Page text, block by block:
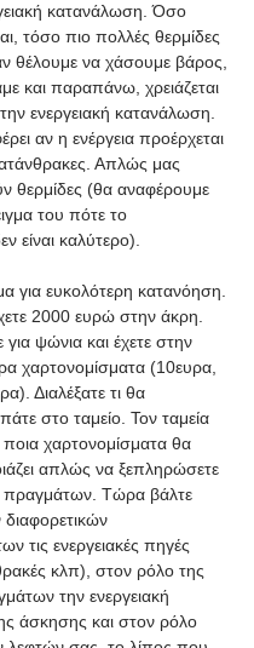
κατανάλωση. Όσο
τόσο πιο πολλές θερμίδες
θέλουμε να χάσουμε βάρος,
και παραπάνω, χρειάζεται
ενεργειακή κατανάλωση.
αν η ενέργεια προέρχεται
Απλώς μας
θερμίδες (θα αναφέρουμε
του πότε το
είναι καλύτερο).
για ευκολότερη κατανόηση.
2000 ευρώ στην άκρη.
ψώνια και έχετε στην
χαρτονομίσματα (10ευρα,
Διαλέξατε τι θα
στο ταμείο. Τον ταμεία
ποια χαρτονομίσματα θα
απλώς να ξεπληρώσετε
πραγμάτων. Τώρα βάλτε
τις ενεργειακές πηγές
κλπ), στον ρόλο της
την ενεργειακή
άσκησης και στον ρόλο